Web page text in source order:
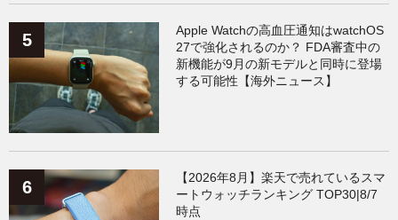
Apple Watchの高血圧通知はwatchOS
27で強化されるのか？ FDA審査中の
新機能が9月の新モデルと同時に登場
する可能性【海外ニュース】
【2026年8月】楽天で売れているスマ
ートウォッチランキング TOP30|8/7
時点